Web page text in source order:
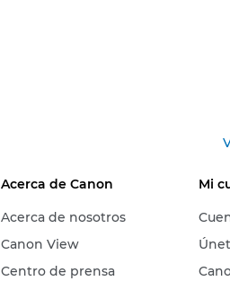
Acerca de Canon
Acerca de nosotros
Canon View
Centro de prensa
Mi